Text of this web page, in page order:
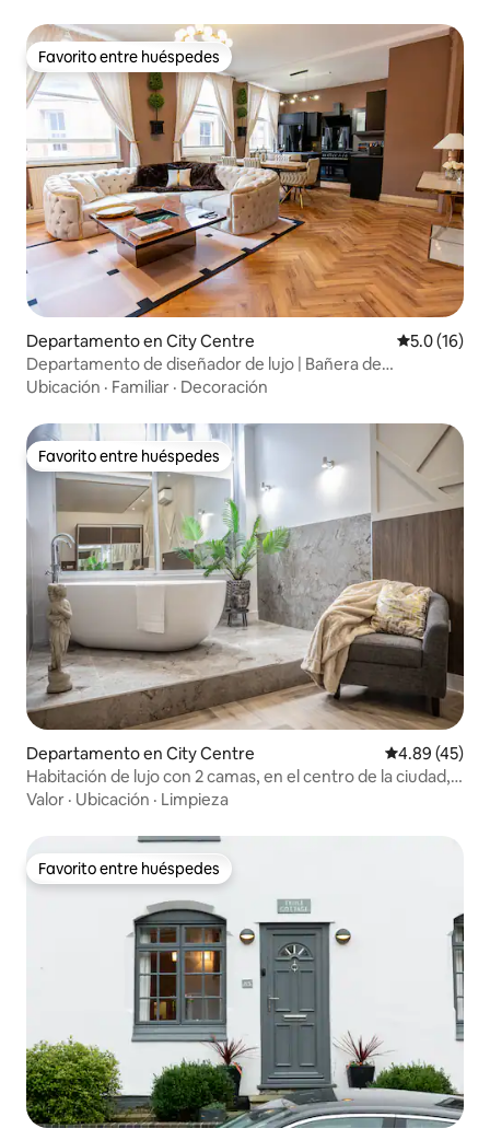
Favorito entre huéspedes
Favorito entre huéspedes
Departamento en City Centre Calificación
5.0 (16)
Departamento de diseñador de lujo | Bañera de
hidromasaje y pared de cine
Ubicación · Familiar · Decoración
Favorito entre huéspedes
Favorito entre huéspedes
Departamento en City Centre Calificación
4.89 (45)
Habitación de lujo con 2 camas, en el centro de la ciudad,
con bañera independiente
Valor · Ubicación · Limpieza
Favorito entre huéspedes
Favorito entre huéspedes